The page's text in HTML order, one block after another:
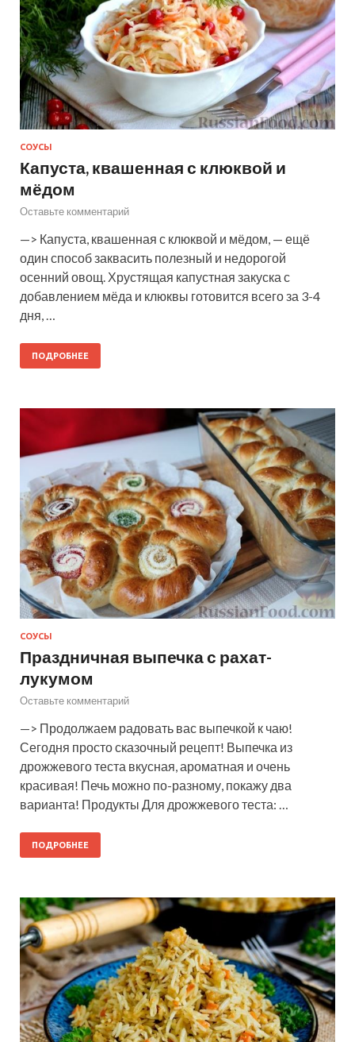
СОУСЫ
Капуста, квашенная с клюквой и
мёдом
Оставьте комментарий
—> Капуста, квашенная с клюквой и мёдом, — ещё
один способ заквасить полезный и недорогой
осенний овощ. Хрустящая капустная закуска с
добавлением мёда и клюквы готовится всего за 3-4
дня, …
ПОДРОБНЕЕ
СОУСЫ
Праздничная выпечка с рахат-
лукумом
Оставьте комментарий
—> Продолжаем радовать вас выпечкой к чаю!
Сегодня просто сказочный рецепт! Выпечка из
дрожжевого теста вкусная, ароматная и очень
красивая! Печь можно по-разному, покажу два
варианта! Продукты Для дрожжевого теста: …
ПОДРОБНЕЕ